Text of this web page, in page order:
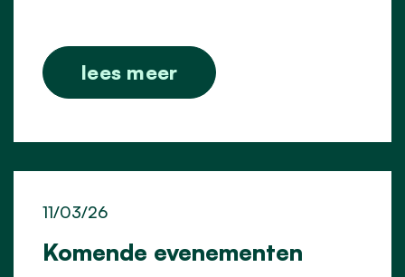
lees meer
Komende evenementen
11/03/26